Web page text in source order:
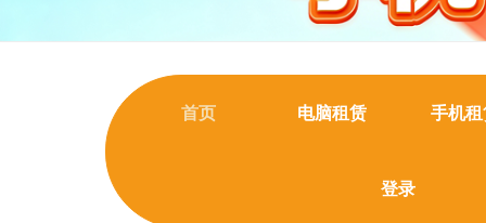
首页 电脑租赁 手机租
登录